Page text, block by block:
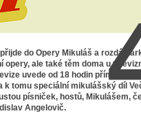
do Opery Mikuláš a rozdá
opery, ale také těm doma u
uvede od 18 hodin přímý
k tomu speciální mikulášský díl
písniček, hostů, Mikulášem,
Angelovič.